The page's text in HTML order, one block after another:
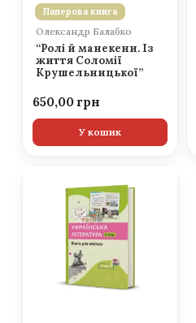
Паперова книга
Олександр Балабко
“Ролі й манекени. Із
життя Соломії
Крушельницької”
650,00
У кошик